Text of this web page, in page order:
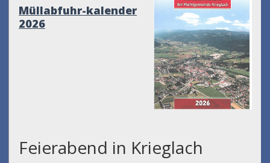
Müllabfuhr-kalender
2026
Feierabend in Krieglach